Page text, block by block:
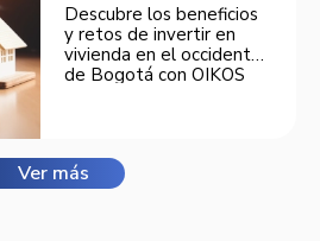
Descubre los beneficios
y retos de invertir en
vivienda en el occidente
de Bogotá con OIKOS
Ver más